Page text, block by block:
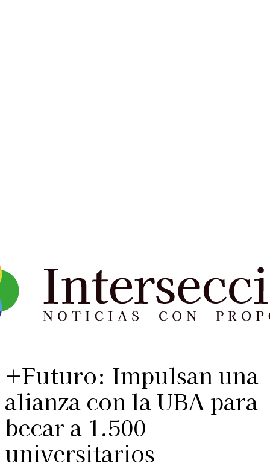
+Futuro: Impulsan una
alianza con la UBA para
becar a 1.500
universitarios